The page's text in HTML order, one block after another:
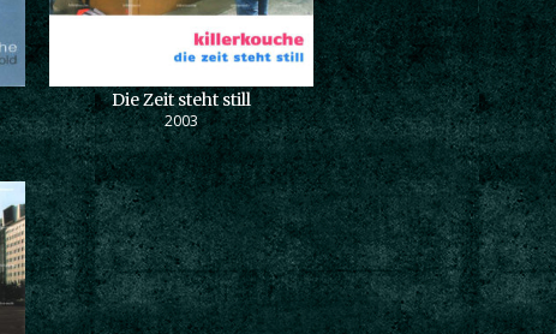
Die Zeit steht still
2003